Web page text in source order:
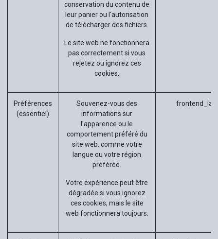
conservation du contenu de
leur panier ou l'autorisation
de télécharger des fichiers.
Le site web ne fonctionnera
pas correctement si vous
rejetez ou ignorez ces
cookies.
Préférences
(essentiel)
Souvenez-vous des
informations sur
l'apparence ou le
comportement préféré du
site web, comme votre
langue ou votre région
préférée.
Votre expérience peut être
dégradée si vous ignorez
ces cookies, mais le site
web fonctionnera toujours.